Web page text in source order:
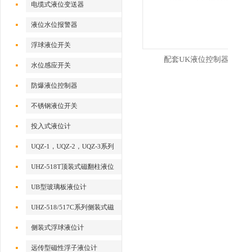
电缆式液位变送器
液位水位报警器
浮球液位开关
水位感应开关
防爆液位控制器
不锈钢液位开关
投入式液位计
UQZ-1，UQZ-2，UQZ-3系列
UHZ-518T顶装式磁翻柱液位
UB型玻璃板液位计
UHZ-518/517C系列侧装式磁
翻柱液位计
侧装式浮球液位计
远传型磁性浮子液位计
配套UK液位控制器